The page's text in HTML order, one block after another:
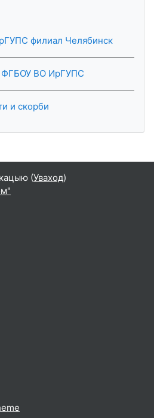
филиал Челябинск
ФГБОУ ВО ИрГУПС
и скорби
(Уваход)